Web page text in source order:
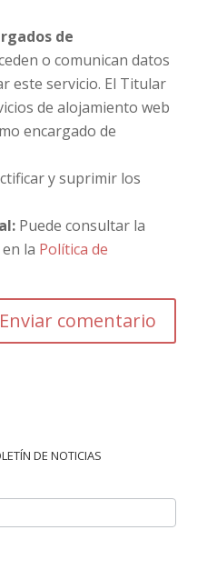
de
o comunican datos
este servicio. El Titular
de alojamiento web
encargado de
y suprimir los
Puede consultar la
la Política de
DE NOTICIAS